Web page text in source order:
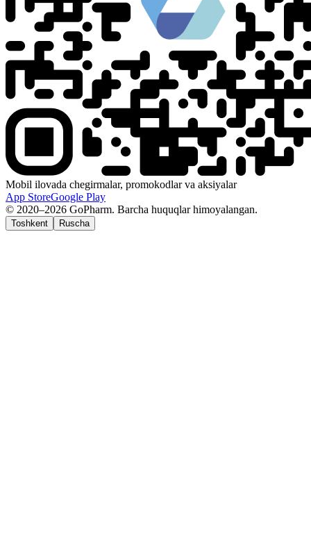
Mobil ilovada chegirmalar, promokodlar va aksiyalar
App StoreGoogle Play
© 2020–2026 GoPharm. Barcha huquqlar himoyalangan.
Toshkent Ruscha